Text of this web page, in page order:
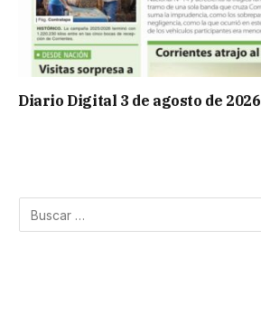
Diario Digital 3 de agosto de 2026